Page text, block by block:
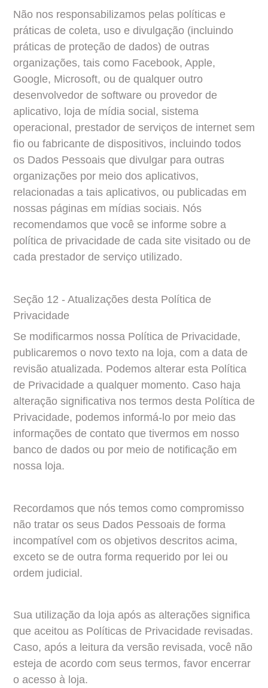
Não nos responsabilizamos pelas políticas e
práticas de coleta, uso e divulgação (incluindo
práticas de proteção de dados) de outras
organizações, tais como Facebook, Apple,
Google, Microsoft, ou de qualquer outro
desenvolvedor de software ou provedor de
aplicativo, loja de mídia social, sistema
operacional, prestador de serviços de internet sem
fio ou fabricante de dispositivos, incluindo todos
os Dados Pessoais que divulgar para outras
organizações por meio dos aplicativos,
relacionadas a tais aplicativos, ou publicadas em
nossas páginas em mídias sociais. Nós
recomendamos que você se informe sobre a
política de privacidade de cada site visitado ou de
cada prestador de serviço utilizado.
Seção 12 - Atualizações desta Política de
Privacidade
Se modificarmos nossa Política de Privacidade,
publicaremos o novo texto na loja, com a data de
revisão atualizada. Podemos alterar esta Política
de Privacidade a qualquer momento. Caso haja
alteração significativa nos termos desta Política de
Privacidade, podemos informá-lo por meio das
informações de contato que tivermos em nosso
banco de dados ou por meio de notificação em
nossa loja.
Recordamos que nós temos como compromisso
não tratar os seus Dados Pessoais de forma
incompatível com os objetivos descritos acima,
exceto se de outra forma requerido por lei ou
ordem judicial.
Sua utilização da loja após as alterações significa
que aceitou as Políticas de Privacidade revisadas.
Caso, após a leitura da versão revisada, você não
esteja de acordo com seus termos, favor encerrar
o acesso à loja.